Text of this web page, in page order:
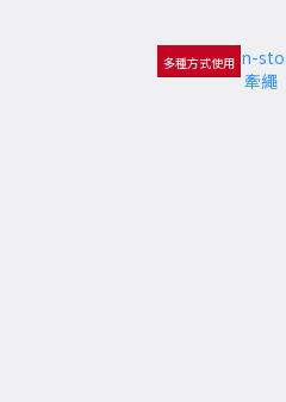
多種方式使用